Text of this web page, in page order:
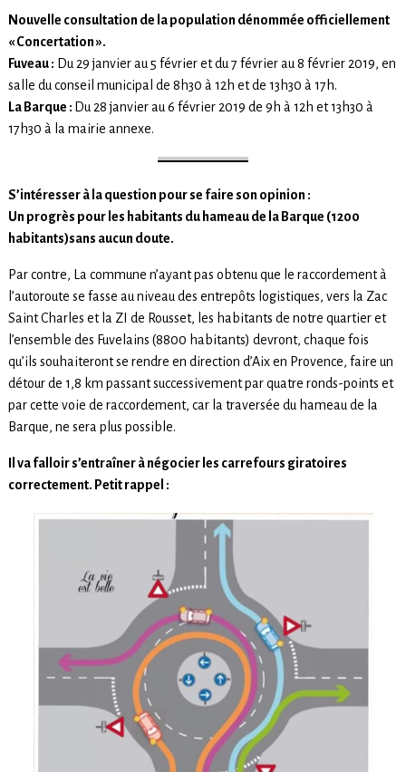
Nouvelle consultation de la population dénommée officiellement
« Concertation ».
Fuveau : Du 29 janvier au 5 février et du 7 février au 8 février 2019, en
salle du conseil municipal de 8h30 à 12h et de 13h30 à 17h.
La Barque : Du 28 janvier au 6 février 2019 de 9h à 12h et 13h30 à
17h30 à la mairie annexe.
S’intéresser à la question pour se faire son opinion :
Un progrès pour les habitants du hameau de la Barque (1200
habitants)sans aucun doute.
Par contre, La commune n’ayant pas obtenu que le raccordement à
l’autoroute se fasse au niveau des entrepôts logistiques, vers la Zac
Saint Charles et la ZI de Rousset, les habitants de notre quartier et
l’ensemble des Fuvelains (8800 habitants) devront, chaque fois
qu’ils souhaiteront se rendre en direction d’Aix en Provence, faire un
détour de 1,8 km passant successivement par quatre ronds-points et
par cette voie de raccordement, car la traversée du hameau de la
Barque, ne sera plus possible.
Il va falloir s’entraîner à négocier les carrefours giratoires
correctement. Petit rappel :